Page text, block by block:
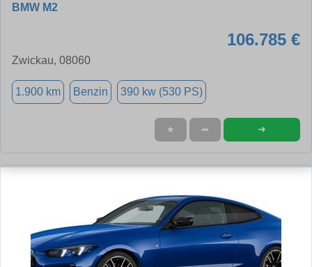
BMW M2
106.785 €
Zwickau, 08060
1.900 km Benzin 390 kw (530 PS)
★ ➦ ➜